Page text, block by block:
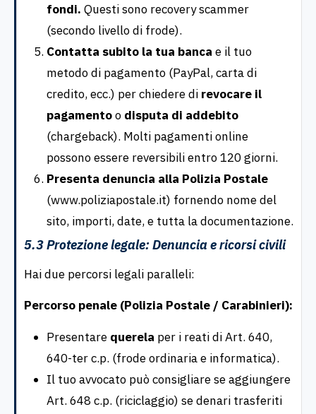
fondi. Questi sono recovery scammer
(secondo livello di frode).
Contatta subito la tua banca e il tuo
metodo di pagamento (PayPal, carta di
credito, ecc.) per chiedere di revocare il
pagamentoo disputa di addebito
(chargeback). Molti pagamenti online
possono essere reversibili entro 120 giorni.
Presenta denuncia alla Polizia Postale
(www.poliziapostale.it) fornendo nome del
sito, importi, date, e tutta la documentazione.
5.3 Protezione legale: Denuncia e ricorsi civili
Hai due percorsi legali paralleli:
Percorso penale (Polizia Postale / Carabinieri):
Presentare querela per i reati di Art. 640,
640-ter c.p. (frode ordinaria e informatica).
Il tuo avvocato può consigliare se aggiungere
Art. 648 c.p. (riciclaggio) se denari trasferiti